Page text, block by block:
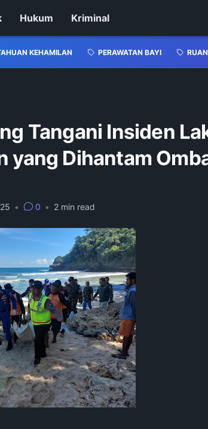
Hukum Kriminal
KEHAMILAN PERAWATAN BAYI
Tangani Insiden
yang Dihantam
• 0 • 2 min read